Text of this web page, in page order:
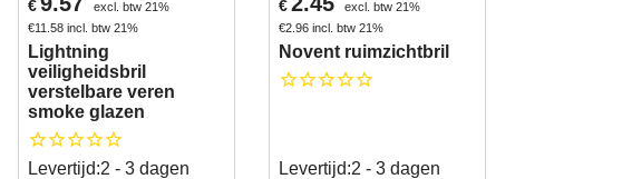
€
excl. btw 21%
€11.58 incl. btw 21%
Lightning
veiligheidsbril
verstelbare veren
smoke glazen
Levertijd:2 - 3 dagen
€
excl. btw 21%
€2.96 incl. btw 21%
Novent ruimzichtbril
Levertijd:2 - 3 dagen